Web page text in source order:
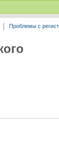
Проблемы с